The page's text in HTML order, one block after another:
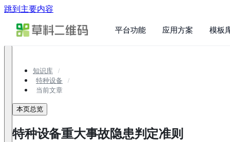
跳到主要内容
平台功能 应用方案 模板
知识库
特种设备
当前文章
本页总览
特种设备重大事故隐患判定准则